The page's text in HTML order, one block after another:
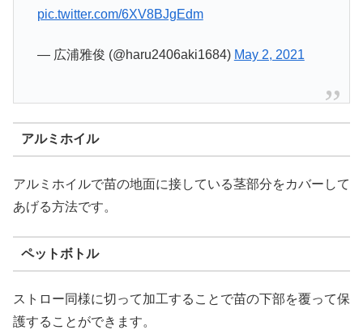
pic.twitter.com/6XV8BJgEdm
— 広浦雅俊 (@haru2406aki1684) May 2, 2021
アルミホイル
アルミホイルで苗の地面に接している茎部分をカバーして
あげる方法です。
ペットボトル
ストロー同様に切って加工することで苗の下部を覆って保
護することができます。